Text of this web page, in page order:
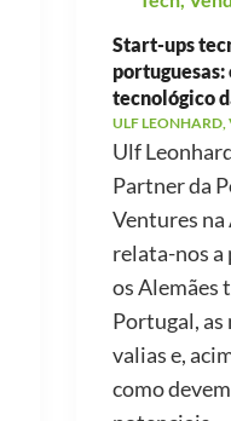
Start-ups
portuguesas:
tecnológico
ULF LEONHARD,
Ulf
Partner da
Ventures na
relata-nos a
os Alemães
Portugal, as
valias e,
como